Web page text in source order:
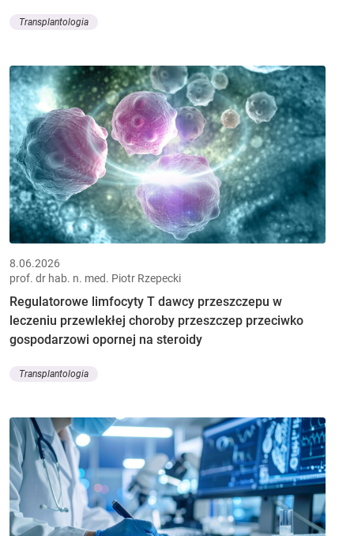
Transplantologia
8.06.2026
prof. dr hab. n. med. Piotr Rzepecki
Regulatorowe limfocyty T dawcy przeszczepu w
leczeniu przewlekłej choroby przeszczep przeciwko
gospodarzowi opornej na steroidy
Transplantologia